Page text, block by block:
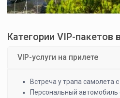
Категории VIP-пакетов
VIP-услуги на прилете
Встреча у трапа самолета
Персональный автомобиль